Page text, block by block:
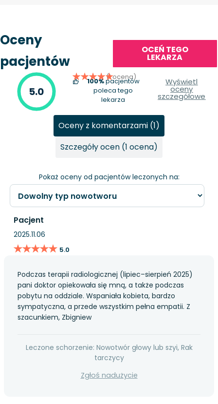
Oceny
pacjentów
OCEŃ TEGO
LEKARZA
5.0
(1 ocena)
100%pacjentów
poleca tego
lekarza
Wyświetl
oceny
szczegółowe
Pokaż oceny od pacjentów leczonych na:
Oceny z komentarzami (1)
Szczegóły ocen (1 ocena)
Pacjent
2025.11.06
★★★★★
★★★★★ 5.0
Podczas terapii radiologicznej (lipiec–sierpień 2025)
pani doktor opiekowała się mną, a także podczas
pobytu na oddziale. Wspaniała kobieta, bardzo
sympatyczna, a przede wszystkim pełna empatii. Z
szacunkiem, Zbigniew
Leczone schorzenie: Nowotwór głowy lub szyi, Rak
tarczycy
Zgłoś nadużycie